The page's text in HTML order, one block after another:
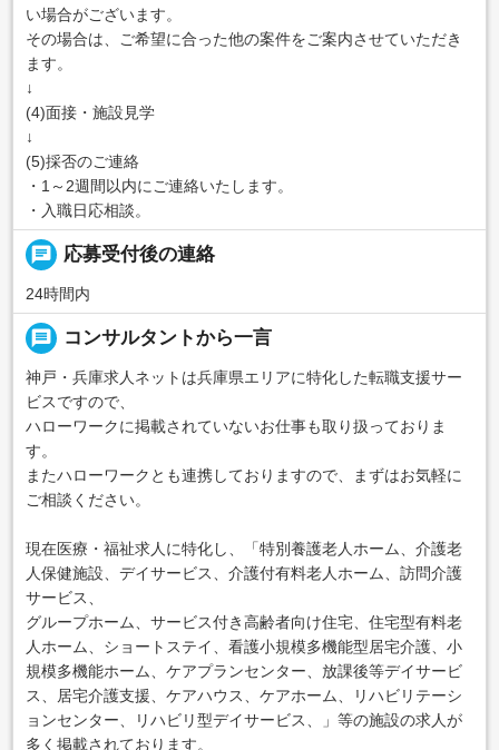
い場合がございます。
その場合は、ご希望に合った他の案件をご案内させていただき
ます。
↓
(4)面接・施設見学
↓
(5)採否のご連絡
・1～2週間以内にご連絡いたします。
・入職日応相談。
chat 応募受付後の連絡
24時間内
message コンサルタントから一言
神戸・兵庫求人ネットは兵庫県エリアに特化した転職支援サー
ビスですので、
ハローワークに掲載されていないお仕事も取り扱っておりま
す。
またハローワークとも連携しておりますので、まずはお気軽に
ご相談ください。
現在医療・福祉求人に特化し、「特別養護老人ホーム、介護老
人保健施設、デイサービス、介護付有料老人ホーム、訪問介護
サービス、
グループホーム、サービス付き高齢者向け住宅、住宅型有料老
人ホーム、ショートステイ、看護小規模多機能型居宅介護、小
規模多機能ホーム、ケアプランセンター、放課後等デイサービ
ス、居宅介護支援、ケアハウス、ケアホーム、リハビリテーシ
ョンセンター、リハビリ型デイサービス、」等の施設の求人が
多く掲載されております。